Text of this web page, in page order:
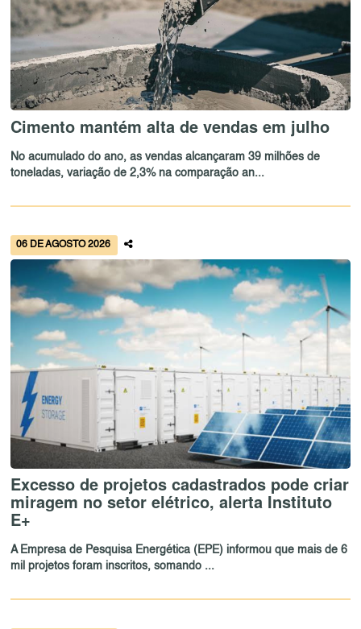
Cimento mantém alta de vendas em julho
No acumulado do ano, as vendas alcançaram 39 milhões de
toneladas, variação de 2,3% na comparação an...
06 DE AGOSTO 2026
Excesso de projetos cadastrados pode criar
miragem no setor elétrico, alerta Instituto
E+
A Empresa de Pesquisa Energética (EPE) informou que mais de 6
mil projetos foram inscritos, somando ...